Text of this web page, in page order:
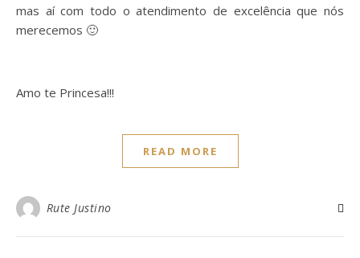
mas aí com todo o atendimento de excelência que nós
merecemos 🙂
Amo te Princesa!!!
READ MORE
Rute Justino